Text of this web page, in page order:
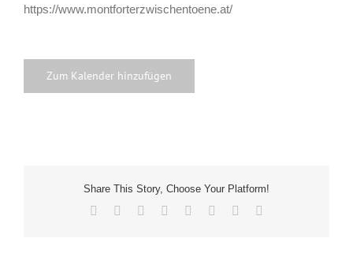
https://www.montforterzwischentoene.at/
Zum Kalender hinzufügen
Share This Story, Choose Your Platform!
Facebook Reddit LinkedIn
TumblrPinterest